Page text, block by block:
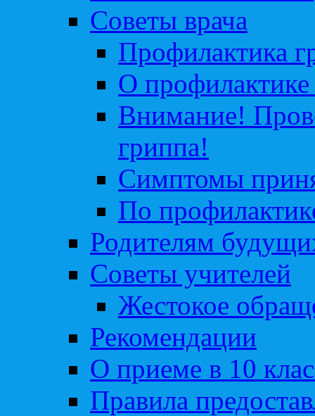
Советы врача
Профилактика
О профилактике
Внимание!
гриппа!
Симптомы
По
Родителям
Советы учителей
Жестокое
Рекомендации
О приеме в 10
Правила